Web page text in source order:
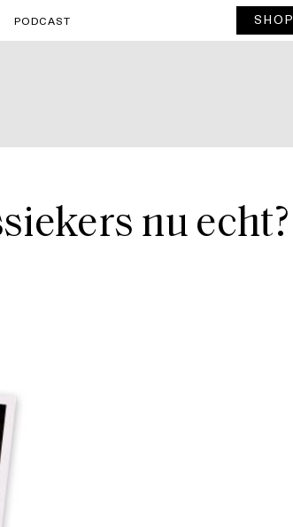
PODCAST SHOP
nu echt?